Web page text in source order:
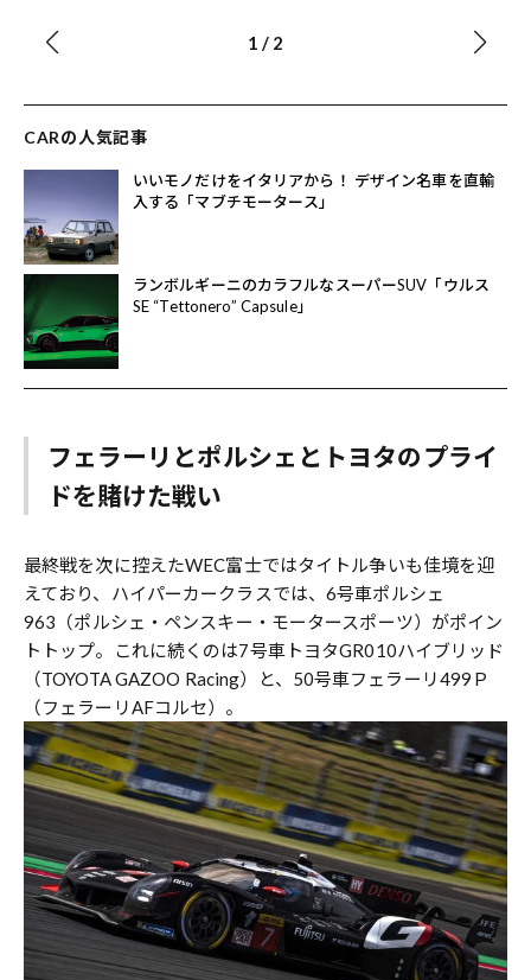
1 / 2
CARの人気記事
いいモノだけをイタリアから！ デザイン名車を直輸
入する「マブチモータース」
ランボルギーニのカラフルなスーパーSUV「ウルス
SE “Tettonero” Capsule」
フェラーリとポルシェとトヨタのプライ
ドを賭けた戦い
最終戦を次に控えたWEC富士ではタイトル争いも佳境を迎
えており、ハイパーカークラスでは、6号車ポルシェ
963（ポルシェ・ペンスキー・モータースポーツ）がポイン
トトップ。これに続くのは7号車トヨタGR010ハイブリッド
（TOYOTA GAZOO Racing）と、50号車フェラーリ499Ｐ
（フェラーリAFコルセ）。